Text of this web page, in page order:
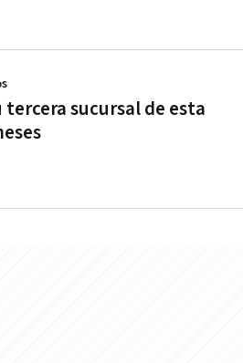
sucursal de esta